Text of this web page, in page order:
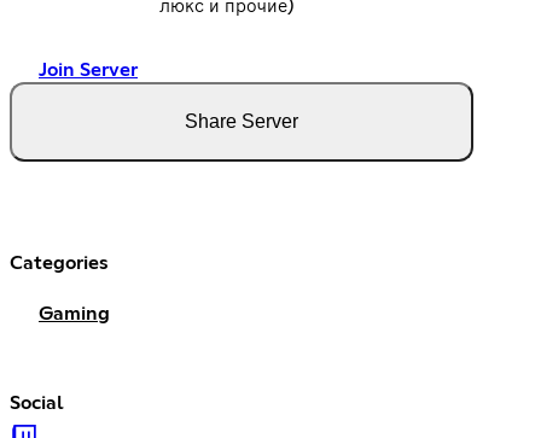
люкс и прочие)
Join Server
Share Server
Categories
Gaming
Social